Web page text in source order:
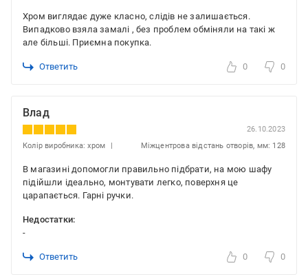
Хром виглядає дуже класно, слідів не залишається.
Випадково взяла замалі , без проблем обміняли на такі ж
але більші. Приємна покупка.
Ответить 0 0
Влад
26.10.2023
Колір виробника: хром
Міжцентрова відстань отворів, мм: 128
В магазині допомогли правильно підбрати, на мою шафу
підійшли ідеально, монтувати легко, поверхня це
царапається. Гарні ручки.
Недостатки:
-
Ответить 0 0